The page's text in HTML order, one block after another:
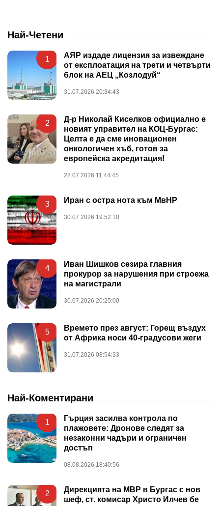
Най-Четени
1
АЯР издаде лицензия за извеждане
от експлоатация на трети и четвърти
блок на АЕЦ „Козлодуй“
31.07.2026 20:34:43
2
Д-р Николай Киселков официално е
новият управител на КОЦ-Бургас:
Целта е да сме иновационен
онкологичен хъб, готов за
европейска акредитация!
28.07.2026 11:44:45
3 Иран с остра нота към МвНР
30.07.2026 19:52:10
4
Иван Шишков сезира главния
прокурор за нарушения при строежа
на магистрали
30.07.2026 20:25:00
5
Времето през август: Горещ въздух
от Африка носи 40-градусови жеги
31.07.2026 08:54:33
Най-Коментирани
1
Гърция засилва контрола по
плажовете: Дронове следят за
незаконни чадъри и ограничен
достъп
08.08.2026 18:40:56
2
Дирекцията на МВР в Бургас с нов
шеф, ст. комисар Христо Илчев бе